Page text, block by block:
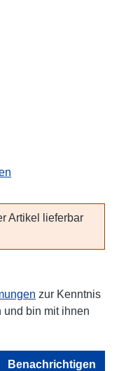
Artikel lieferbar
zur Kenntnis
und bin mit ihnen
Benachrichtigen